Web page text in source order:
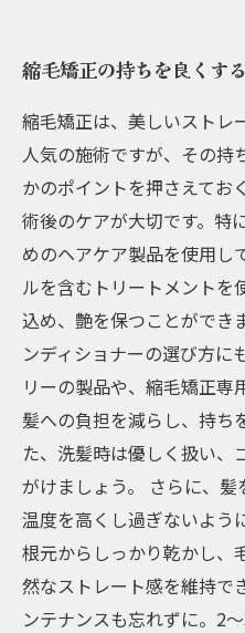
縮毛矯正の持ちを良くす
縮毛矯正は、美しいストレ
人気の施術ですが、その持
かのポイントを押さえてお
術後のケアが大切です。特
めのヘアケア製品を使用し
ルを含むトリートメントを
込め、艶を保つことができ
ンディショナーの選び方に
リーの製品や、縮毛矯正専
髪への負担を減らし、持ち
た、洗髪時は優しく扱い、
がけましょう。 さらに、
温度を高くし過ぎないよう
根元からしっかり乾かし、
然なストレート感を維持で
ンテナンスも忘れずに。2